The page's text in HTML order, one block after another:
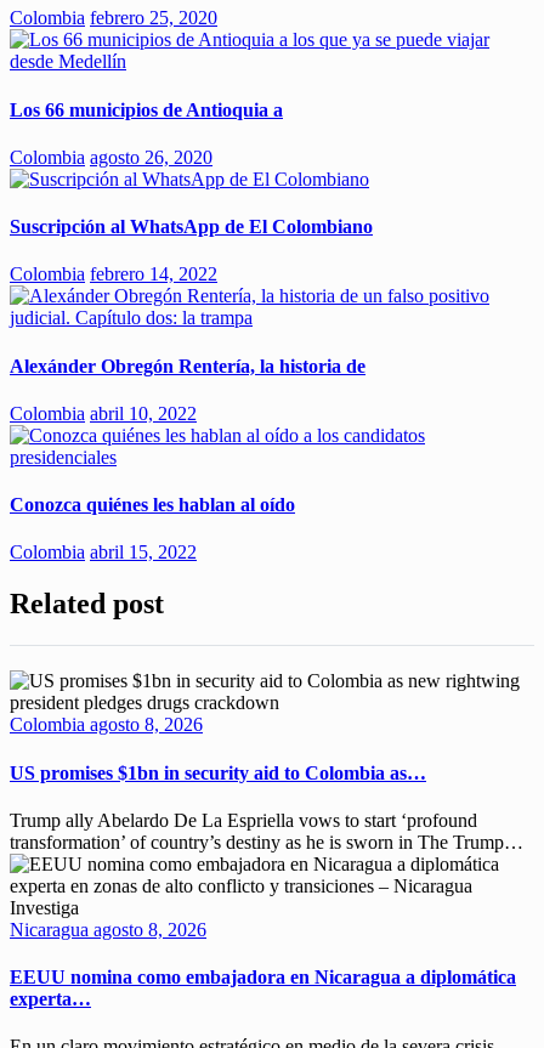
Colombia febrero 25, 2020
Los 66 municipios de Antioquia a
Colombia agosto 26, 2020
Suscripción al WhatsApp de El Colombiano
Colombia febrero 14, 2022
Alexánder Obregón Rentería, la historia de
Colombia abril 10, 2022
Conozca quiénes les hablan al oído
Colombia abril 15, 2022
Related post
Colombia agosto 8, 2026
US promises $1bn in security aid to Colombia as…
Trump ally Abelardo De La ‌Espriella vows to start ‘profound
transformation’ of country’s destiny as he is sworn in The ​Trump…
Nicaragua agosto 8, 2026
EEUU nomina como embajadora en Nicaragua a diplomática
experta…